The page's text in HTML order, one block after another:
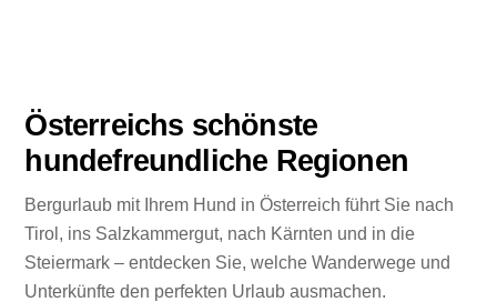
Österreichs schönste
hundefreundliche Regionen
Bergurlaub mit Ihrem Hund in Österreich führt Sie nach
Tirol, ins Salzkammergut, nach Kärnten und in die
Steiermark – entdecken Sie, welche Wanderwege und
Unterkünfte den perfekten Urlaub ausmachen.